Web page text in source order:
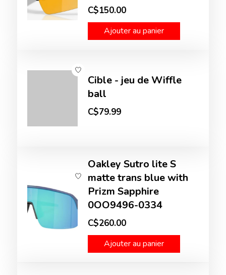
C$150.00
Ajouter au panier
Cible - jeu de Wiffle
ball
C$79.99
Oakley Sutro lite S
matte trans blue with
Prizm Sapphire
0OO9496-0334
C$260.00
Ajouter au panier